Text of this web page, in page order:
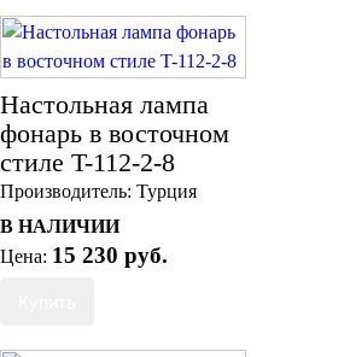
Настольная лампа
фонарь в восточном
стиле T-112-2-8
Производитель: Турция
В НАЛИЧИИ
Цена: 15 230 руб.